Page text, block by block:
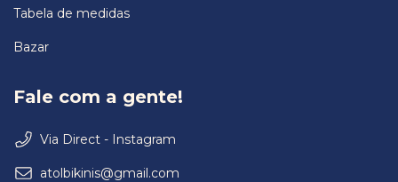
Tabela de medidas
Bazar
Fale com a gente!
Via Direct - Instagram
atolbikinis@gmail.com